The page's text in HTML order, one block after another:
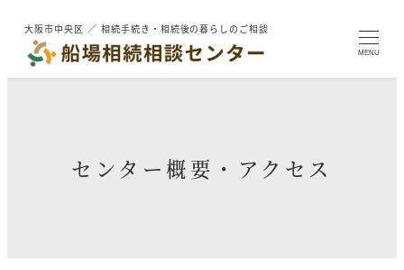
コ
大阪市中央区 ／ 相続手続き・相続後の暮らしのご相談
MENU
センター概要・アクセス